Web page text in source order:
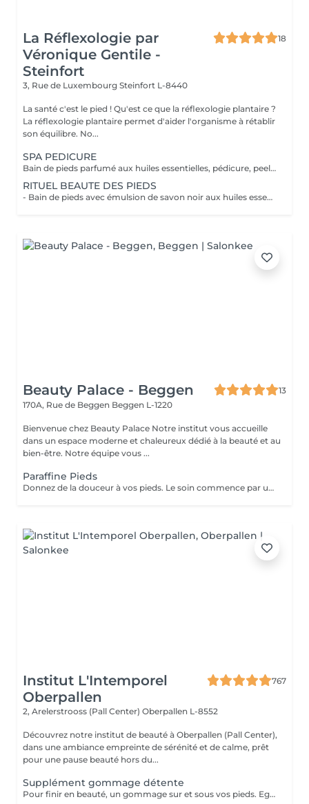
La Réflexologie par
Véronique Gentile -
Steinfort
18
3, Rue de Luxembourg Steinfort L-8440
La santé c'est le pied ! Qu'est ce que la réflexologie plantaire ?
La réflexologie plantaire permet d'aider l'organisme à rétablir
son équilibre. No...
SPA PEDICURE
Bain de pieds parfumé aux huiles essentielles, pédicure, peeling au sel senteur orientale, masque chaussettes, massage au beurre de karité
RITUEL BEAUTE DES PIEDS
- Bain de pieds avec émulsion de savon noir aux huiles essentielles méthode traditionnel marocaine - Gommage au sel senteur orientale - Collagène masque/chaussettes - Massage des pieds relaxant et défatigant activant ainsi la circulation sanguine et libérant toute les tensions au beurre de karité
Beauty Palace - Beggen
13
170A, Rue de Beggen Beggen L-1220
Bienvenue chez Beauty Palace Notre institut vous accueille
dans un espace moderne et chaleureux dédié à la beauté et au
bien-être. Notre équipe vous ...
Paraffine Pieds
Donnez de la douceur à vos pieds. Le soin commence par un gommage de la demi-jambe et des pieds, puis avec un grand pinceau la spécialiste de beauté applique la paraffine chaude sur chaque pieds, ce masque va poser environ 15 min, puis vient le moment de la détente: le modelage des pieds, relaxation suprême. Résultat des pieds doux comme une peau de bébé.
Institut L'Intemporel
Oberpallen
767
2, Arelerstrooss (Pall Center) Oberpallen L-8552
Découvrez notre institut de beauté à Oberpallen (Pall Center),
dans une ambiance empreinte de sérénité et de calme, prêt
pour une pause beauté hors du...
Supplément gommage détente
Pour finir en beauté, un gommage sur et sous vos pieds. Egalement entre les orteils. Pour une meilleure pénétration de la crème pieds. Uniquement avec un service de beauté des pieds / pédicurie effectué à l institut le même jour .